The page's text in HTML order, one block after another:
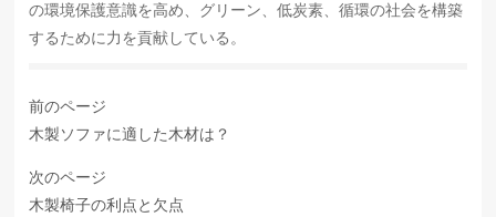
の環境保護意識を高め、グリーン、低炭素、循環の社会を構築
するために力を貢献している。
前のページ
木製ソファに適した木材は？
次のページ
木製椅子の利点と欠点